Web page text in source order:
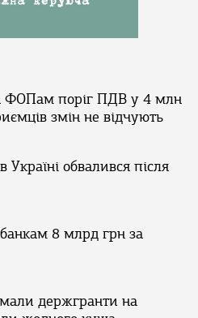
ФОПам поріг ПДВ у 4 млн
змін не відчують
Україні обвалився після
8 млрд грн за
держгранти на